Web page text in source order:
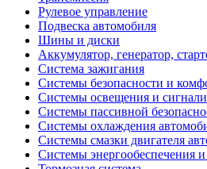
Рулевое управление
Подвеска автомобиля
Шины и диски
Аккумулятор, генератор,
Система зажигания
Системы безопасности и
Системы освещения и
Системы пассивной
Системы охлаждения
Системы смазки двигателя
Системы энергообеспечения и